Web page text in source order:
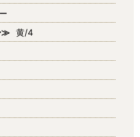
≫ 黄/4